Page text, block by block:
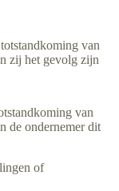
van
zij het gevolg zijn
van
de ondernemer dit
of